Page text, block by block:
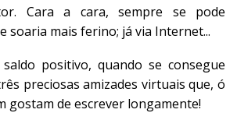
Cara a cara, sempre se pode
soaria mais ferino; já via Internet...
positivo, quando se consegue
preciosas amizades virtuais que, ó
gostam de escrever longamente!